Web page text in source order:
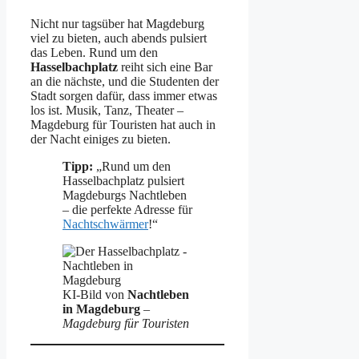
Nicht nur tagsüber hat Magdeburg
viel zu bieten, auch abends pulsiert
das Leben. Rund um den
Hasselbachplatz reiht sich eine Bar
an die nächste, und die Studenten der
Stadt sorgen dafür, dass immer etwas
los ist. Musik, Tanz, Theater –
Magdeburg für Touristen hat auch in
der Nacht einiges zu bieten.
Tipp: „Rund um den
Hasselbachplatz pulsiert
Magdeburgs Nachtleben
– die perfekte Adresse für
Nachtschwärmer!“
KI-Bild von Nachtleben
in Magdeburg –
Magdeburg für Touristen